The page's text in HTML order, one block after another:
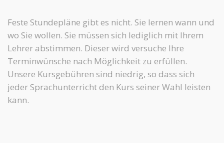
Feste Stundepläne gibt es nicht. Sie lernen wann und
wo Sie wollen. Sie müssen sich lediglich mit Ihrem
Lehrer abstimmen. Dieser wird versuche Ihre
Terminwünsche nach Möglichkeit zu erfüllen.
Unsere Kursgebühren sind niedrig, so dass sich
jeder Sprachunterricht den Kurs seiner Wahl leisten
kann.